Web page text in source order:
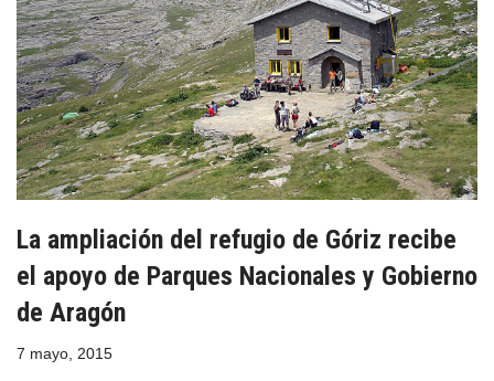
La ampliación del refugio de Góriz recibe
el apoyo de Parques Nacionales y Gobierno
de Aragón
7 mayo, 2015